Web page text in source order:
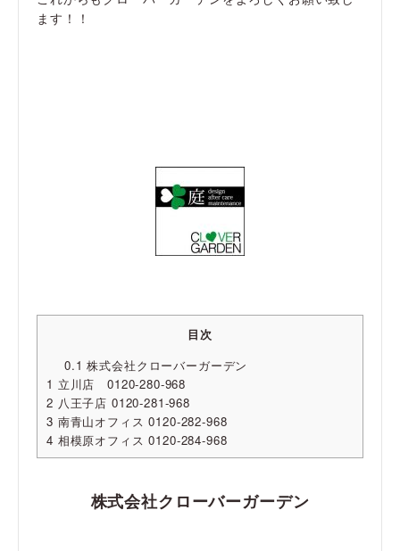
ます！！
目次
0.1 株式会社クローバーガーデン
1 立川店 0120-280-968
2 八王子店 0120-281-968
3 南青山オフィス 0120-282-968
4 相模原オフィス 0120-284-968
株式会社クローバーガーデン